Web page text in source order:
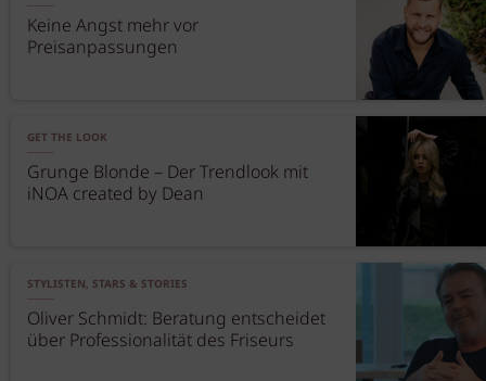
Keine Angst mehr vor
Preisanpassungen
GET THE LOOK
Grunge Blonde – Der Trendlook mit
iNOA created by Dean
STYLISTEN, STARS & STORIES
Oliver Schmidt: Beratung entscheidet
über Professionalität des Friseurs